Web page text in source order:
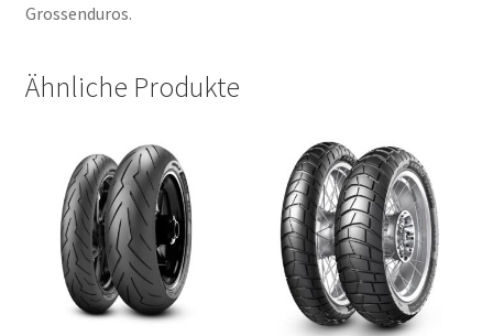
Grossenduros.
Ähnliche Produkte